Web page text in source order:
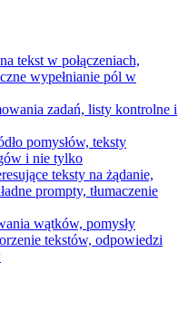
tekst w połączeniach,
wypełnianie pól w
zadań, listy kontrolne i
pomysłów, teksty
i nie tylko
teksty na żądanie,
prompty, tłumaczenie
wątków, pomysły
tekstów, odpowiedzi